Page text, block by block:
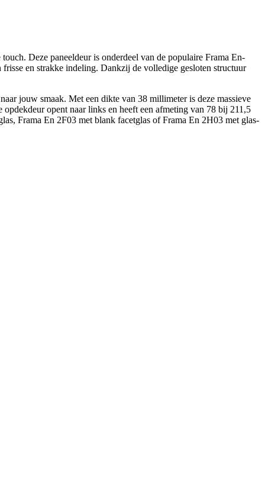
Deze paneeldeur is onderdeel van de populaire Frama En-
en strakke indeling. Dankzij de volledige gesloten structuur
jouw smaak. Met een dikte van 38 millimeter is deze massieve
opent naar links en heeft een afmeting van 78 bij 211,5
Frama En 2F03 met blank facetglas of Frama En 2H03 met glas-